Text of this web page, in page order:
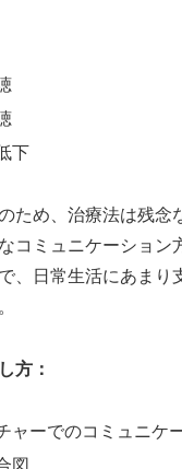
下
ため、治療法は残念
コミュニケーション
、日常生活にあまり
方：
ャーでのコミュニケ
図